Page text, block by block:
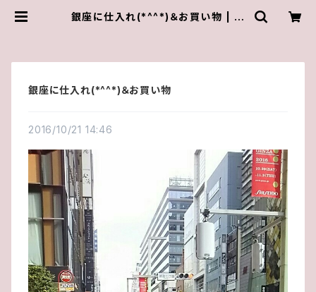
銀座に仕入れ(*^^*)＆お買い物 | ゆ
銀座に仕入れ(*^^*)＆お買い物
2016/10/21 14:46